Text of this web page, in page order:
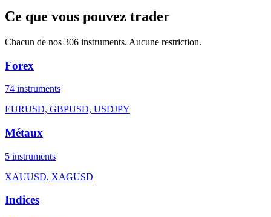
Ce que vous pouvez trader
Chacun de nos 306 instruments. Aucune restriction.
Forex
74 instruments
EURUSD, GBPUSD, USDJPY
Métaux
5 instruments
XAUUSD, XAGUSD
Indices